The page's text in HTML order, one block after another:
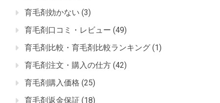
育毛剤効かない (3)
育毛剤口コミ・レビュー (49)
育毛剤比較・育毛剤比較ランキング (1)
育毛剤注文・購入の仕方 (42)
育毛剤購入価格 (25)
育毛剤返金保証 (18)